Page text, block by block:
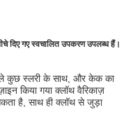
दिए गए स्वचालित उपकरण उपलब्ध हैं।
कुछ स्लरी के साथ, और केक का
किया गया क्लॉथ वैरिकाज़
है, साथ ही क्लॉथ से जुड़ा